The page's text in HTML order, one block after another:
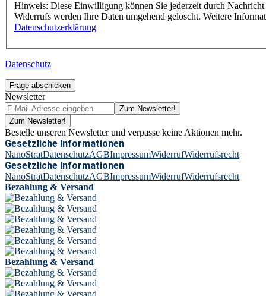
Hinweis: Diese Einwilligung können Sie jederzeit durch
Widerrufs werden Ihre Daten umgehend gelöscht. Weitere
Datenschutzerklärung
Datenschutz
Frage abschicken
Newsletter
Zum Newsletter!
Zum Newsletter!
Bestelle unseren Newsletter und verpasse keine Aktionen mehr.
Gesetzliche Informationen
NanoStratDatenschutzAGBImpressumWiderrufWiderrufsrecht
Gesetzliche Informationen
NanoStratDatenschutzAGBImpressumWiderrufWiderrufsrecht
Bezahlung & Versand
Bezahlung & Versand